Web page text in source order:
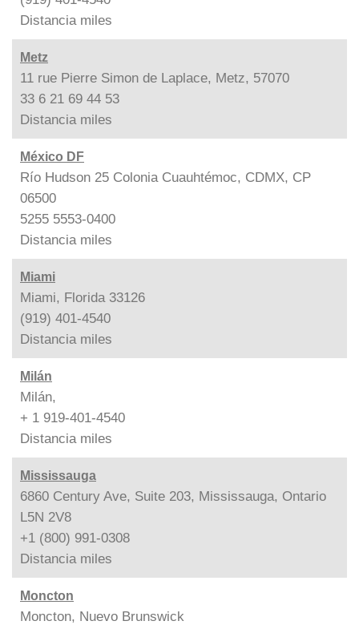
Distancia miles
Metz
11 rue Pierre Simon de Laplace, Metz, 57070
33 6 21 69 44 53
Distancia miles
México DF
Río Hudson 25 Colonia Cuauhtémoc, CDMX, CP
06500
5255 5553-0400
Distancia miles
Miami
Miami, Florida 33126
(919) 401-4540
Distancia miles
Milán
Milán,
+ 1 919-401-4540
Distancia miles
Mississauga
6860 Century Ave, Suite 203, Mississauga, Ontario
L5N 2V8
+1 (800) 991-0308
Distancia miles
Moncton
Moncton, Nuevo Brunswick